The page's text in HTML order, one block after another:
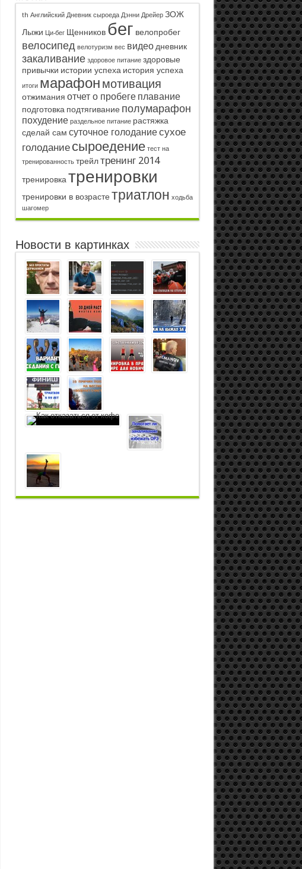
th Английский Дневник сыроеда Дэнни Дрейер ЗОЖ
Лыжи Ци-бег Щенников бег велопробег
велосипед велотуризм вес видео дневник
закаливание здоровое питание здоровые
привычки истории успеха история успеха
итоги марафон мотивация
отжимания отчет о пробеге плавание
подготовка подтягивание полумарафон
похудение раздельное питание растяжка
сделай сам суточное голоданиесухое
голодание сыроедение тест на
тренированность трейл тренинг 2014
тренировка тренировки
тренировки в возрасте триатлон ходьба
шагомер
Новости в картинках